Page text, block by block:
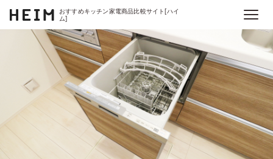
おすすめキッチン家電商品比較サイト[ハイ
ム]